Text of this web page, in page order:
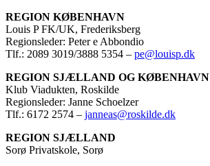
REGION KØBENHAVN
Louis P FK/UK, Frederiksberg
Regionsleder: Peter e Abbondio
Tlf.: 2089 3019/3888 5354 – pe@louisp.dk
REGION SJÆLLAND OG KØBENHAVN
Klub Viadukten, Roskilde
Regionsleder: Janne Schoelzer
Tlf.: 6172 2574 – janneas@roskilde.dk
REGION SJÆLLAND
Sorø Privatskole, Sorø